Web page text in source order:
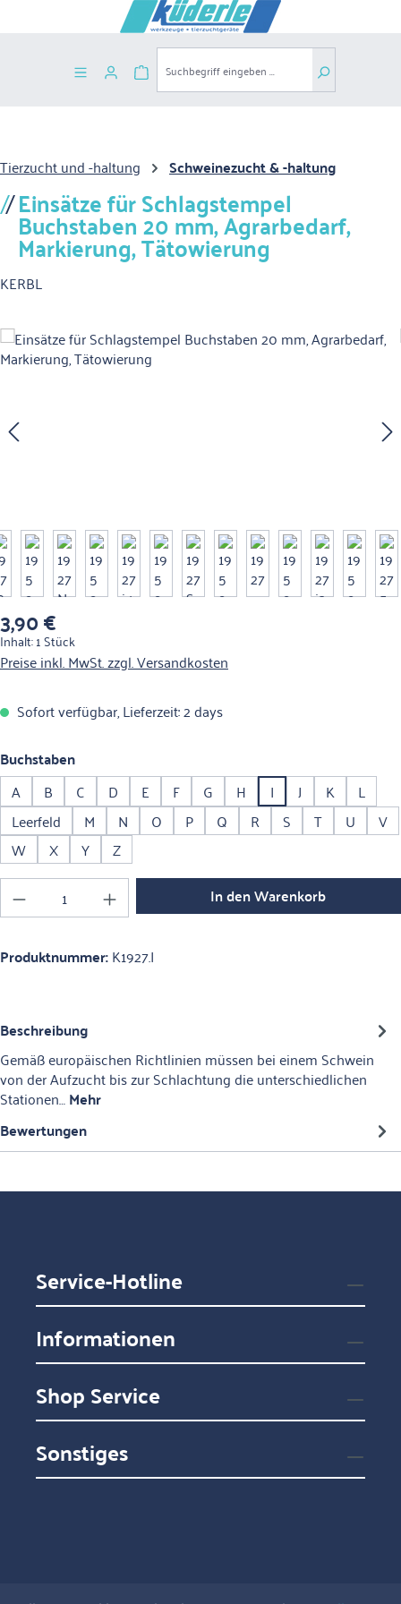
Zum Hauptinhalt springen
Warenkorb enthält 0 Positionen. Der
Tierzucht und -haltung Schweinezucht & -haltung
Einsätze für Schlagstempel
Buchstaben 20 mm, Agrarbedarf,
Markierung, Tätowierung
KERBL
Bildergalerie überspringen
Regulärer Preis:
3,90 €
Inhalt:1 Stück
Preise inkl. MwSt. zzgl. Versandkosten
Sofort verfügbar, Lieferzeit: 2 days
Buchstabenauswählen
A B C D E F G H I J K
L
Leerfeld
M N O P Q R S T U
V
W
X Y Z
Produkt Anzahl: Gib den gewünschten Wert
In den Warenkorb
Produktnummer:K1927.I
Beschreibung
Gemäß europäischen Richtlinien müssen bei einem Schwein
von der Aufzucht bis zur Schlachtung die unterschiedlichen
Stationen…Mehr
Bewertungen
Service-Hotline
Informationen
Shop Service
Sonstiges